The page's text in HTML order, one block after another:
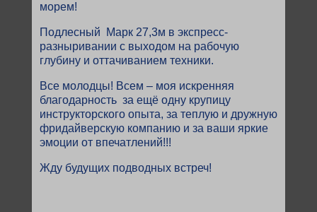
морем!
Подлесный Марк 27,3м в экспресс-
разныривании с выходом на рабочую
глубину и оттачиванием техники.
Все молодцы! Всем – моя искренняя
благодарность за ещё одну крупицу
инструкторского опыта, за теплую и дружную
фридайверскую компанию и за ваши яркие
эмоции от впечатлений!!!
Жду будущих подводных встреч!